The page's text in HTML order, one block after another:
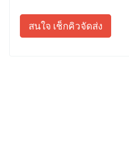
สนใจ เช็กคิวจัดส่ง